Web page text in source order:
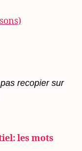
recopier sur
les mots